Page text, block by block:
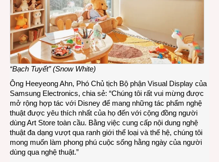
“Bạch Tuyết” (Snow White)
Ông Heeyeong Ahn, Phó Chủ tịch Bộ phận Visual Display của
Samsung Electronics, chia sẻ: “Chúng tôi rất vui mừng được
mở rộng hợp tác với Disney để mang những tác phẩm nghệ
thuật được yêu thích nhất của họ đến với cộng đồng người
dùng Art Store toàn cầu. Bằng việc cung cấp nội dung nghệ
thuật đa dạng vượt qua ranh giới thể loại và thế hệ, chúng tôi
mong muốn làm phong phú cuộc sống hằng ngày của người
dùng qua nghệ thuật.”